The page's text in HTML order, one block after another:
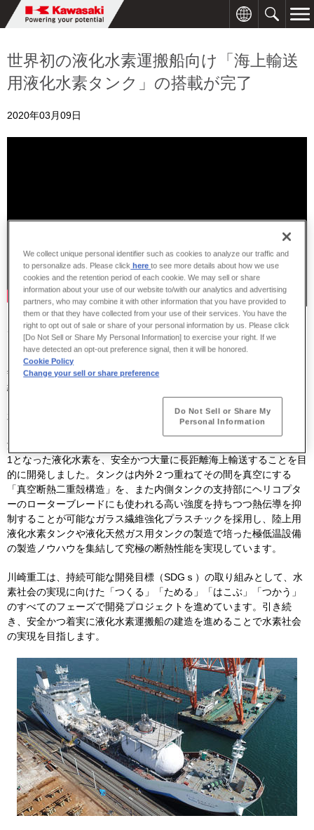
世界初の液化水素運搬船向け「海上輸送
用液化水素タンク」の搭載が完了
2020年03月09日
川崎重工は、３月７日、播磨工場にて、世界初の液化水素運搬船
「すいそ ふろんてぃあ」に海上輸送用液化水素タンクを搭載しま
した。今後、神戸工場にて船内配管などの艤装工事を実施し、
年
10月頃に竣工予定です。その後、本船は日本近海での運航試験を
経て、
に投入され、豪州で製造された液化
水素を日本へ輸送します。
液化水素タンクは、マイナス
1 となった液化水素を、安全かつ大量に長距離海上輸送することを目
的に開発しました。タンクは内外２つ重ねてその間を真空にする
「真空断熱二重殻構造」を、また内側タンクの支持部にヘリコプタ
ーのローターブレードにも使われる高い強度を持ちつつ熱伝導を抑
制することが可能なガラス繊維強化プラスチックを採用し、陸上用
液化水素タンクや液化天然ガス用タンクの製造で培った極低温設備
の製造ノウハウを集結して究極の断熱性能を実現しています。
川崎重工は、持続可能な開発目標（SDG ｓ）の取り組みとして、水
素社会の実現に向けた「つくる」「ためる」「はこぶ」「つかう」
のすべてのフェーズで開発プロジェクトを進めています。引き続
き、安全かつ着実に液化水素運搬船の建造を進めることで水素社会
の実現を目指します。
We collect unique personal identifier such as cookies to analyze our traffic and
to personalize ads. Please click hereto see more details about how we use
cookies and the retention period of each cookie. We may sell or share
information about your use of our website to/with our analytics and advertising
partners, who may combine it with other information that you have provided to
them or that they have collected from your use of their services. You have the
right to opt out of sale or share of your personal information by us. Please click
[Do Not Sell or Share My Personal Information] to exercise your right. If we
have detected an opt-out preference signal, then it will be honored.
Cookie Policy
Change your sell or share preference
Do Not Sell or Share My
Personal Information